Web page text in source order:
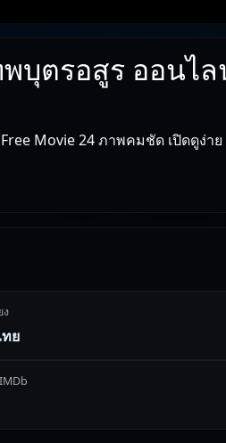
บุตรอสูร ออนไ
Movie 24 ภาพคมชัด เปิดดูง่าย
ง
ย